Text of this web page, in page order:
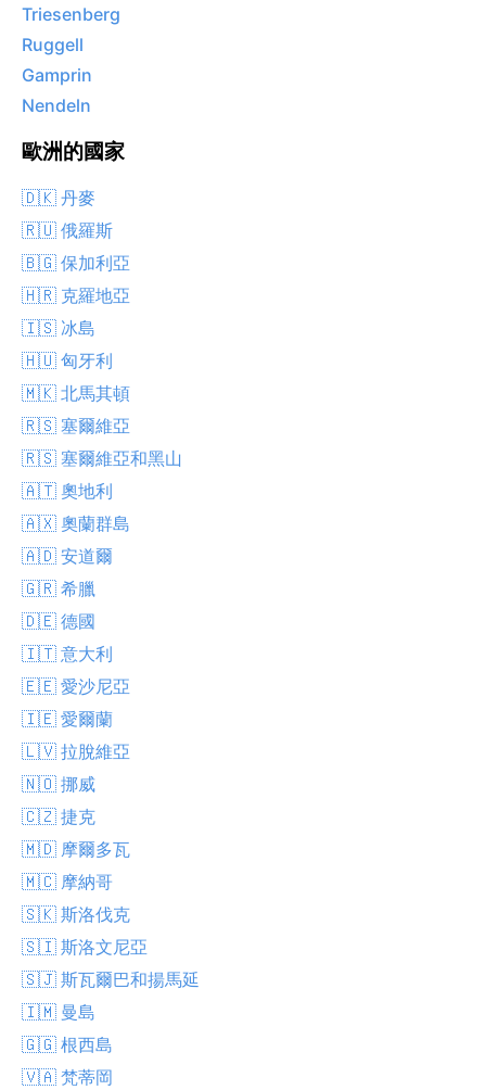
Triesenberg
Ruggell
Gamprin
Nendeln
歐洲的國家
🇩🇰 丹麥
🇷🇺 俄羅斯
🇧🇬 保加利亞
🇭🇷 克羅地亞
🇮🇸 冰島
🇭🇺 匈牙利
🇲🇰 北馬其頓
🇷🇸 塞爾維亞
🇷🇸 塞爾維亞和黑山
🇦🇹 奧地利
🇦🇽 奧蘭群島
🇦🇩 安道爾
🇬🇷 希臘
🇩🇪 德國
🇮🇹 意大利
🇪🇪 愛沙尼亞
🇮🇪 愛爾蘭
🇱🇻 拉脫維亞
🇳🇴 挪威
🇨🇿 捷克
🇲🇩 摩爾多瓦
🇲🇨 摩納哥
🇸🇰 斯洛伐克
🇸🇮 斯洛文尼亞
🇸🇯 斯瓦爾巴和揚馬延
🇮🇲 曼島
🇬🇬 根西島
🇻🇦 梵蒂岡